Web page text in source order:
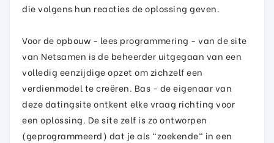
die volgens hun reacties de oplossing geven.
Voor de opbouw - lees programmering - van de site
van Netsamen is de beheerder uitgegaan van een
volledig eenzijdige opzet om zichzelf een
verdienmodel te creëren. Bas - de eigenaar van
deze datingsite ontkent elke vraag richting voor
een oplossing. De site zelf is zo ontworpen
(geprogrammeerd) dat je als "zoekende" in een